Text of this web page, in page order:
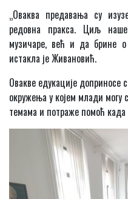
„Оваква предавања су
редовна пракса. Циљ
музичаре, већ и да брине
истакла је Живановић.
Овакве едукације доприносе
окружења у којем млади могу
темама и потраже помоћ када